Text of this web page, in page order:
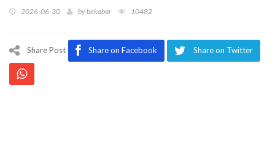
2026-06-30 bybekabar 10482
Share Post Share on Facebook Share on Twitter